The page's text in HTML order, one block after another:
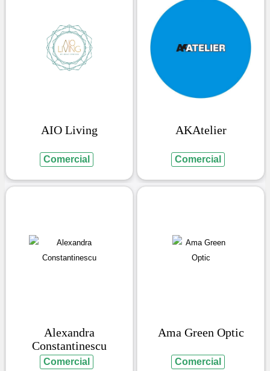
AIO Living
Comercial
AKAtelier
Comercial
Alexandra
Constantinescu
Comercial
Ama Green Optic
Comercial